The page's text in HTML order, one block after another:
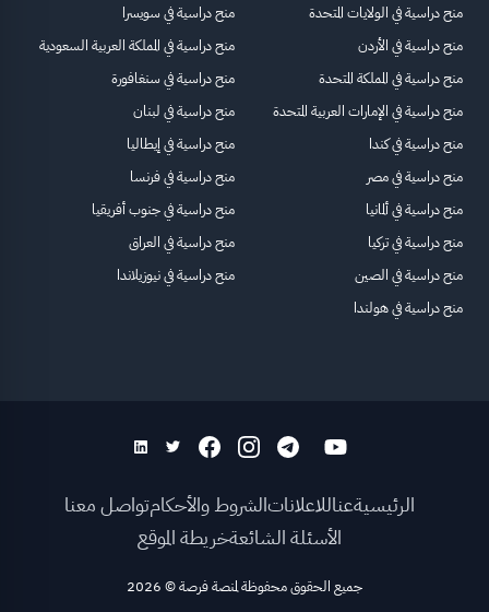
منح دراسية في الولايات المتحدة
منح دراسية في الأردن
منح دراسية في المملكة المتحدة
منح دراسية في الإمارات العربية المتحدة
منح دراسية في كندا
منح دراسية في مصر
منح دراسية في ألمانيا
منح دراسية في تركيا
منح دراسية في الصين
منح دراسية في هولندا
منح دراسية في سويسرا
منح دراسية في المملكة العربية السعودية
منح دراسية في سنغافورة
منح دراسية في لبنان
منح دراسية في إيطاليا
منح دراسية في فرنسا
منح دراسية في جنوب أفريقيا
منح دراسية في العراق
منح دراسية في نيوزيلاندا
الرئيسيةعناللاعلاناتالشروط والأحكامتواصل معنا
الأسئلة الشائعةخريطة الموقع
جميع الحقوق محفوظة لمنصة فرصة©
2026